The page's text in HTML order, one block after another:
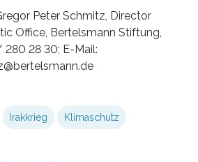
Peter Schmitz, Director
Office, Bertelsmann Stiftung,
28 30; E-Mail:
Irakkrieg Klimaschutz